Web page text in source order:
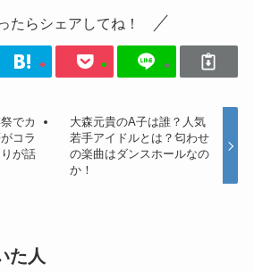
たらシェアしてね！
でカ
コラ
が話
大森元貴のA子は誰？人気
若手アイドルとは？匂わせ
の楽曲はダンスホールなの
か！
た人